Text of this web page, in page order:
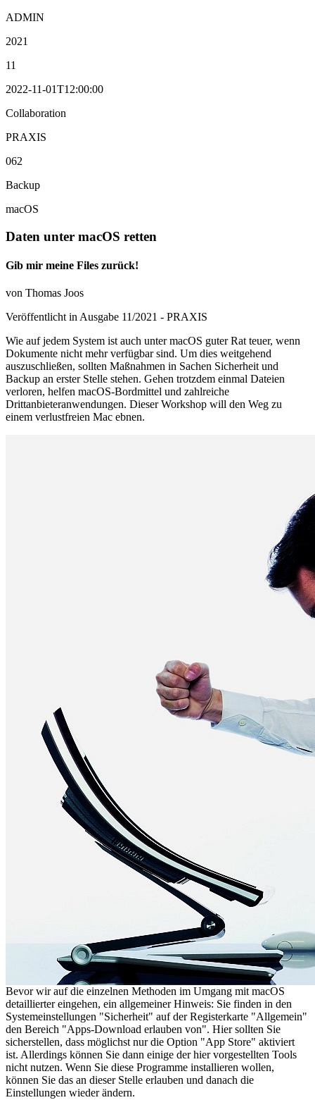
ADMIN
2021
11
2022-11-01T12:00:00
Collaboration
PRAXIS
062
Backup
macOS
Daten unter macOS retten
Gib mir meine Files zurück!
von Thomas Joos
Veröffentlicht in Ausgabe 11/2021 - PRAXIS
Wie auf jedem System ist auch unter macOS guter Rat teuer, wenn
Dokumente nicht mehr verfügbar sind. Um dies weitgehend
auszuschließen, sollten Maßnahmen in Sachen Sicherheit und
Backup an erster Stelle stehen. Gehen trotzdem einmal Dateien
verloren, helfen macOS-Bordmittel und zahlreiche
Drittanbieteranwendungen. Dieser Workshop will den Weg zu
einem verlustfreien Mac ebnen.
Bevor wir auf die einzelnen Methoden im Umgang mit macOS
detaillierter eingehen, ein allgemeiner Hinweis: Sie finden in den
Systemeinstellungen "Sicherheit" auf der Registerkarte "Allgemein"
den Bereich "Apps-Download erlauben von". Hier sollten Sie
sicherstellen, dass möglichst nur die Option "App Store" aktiviert
ist. Allerdings können Sie dann einige der hier vorgestellten Tools
nicht nutzen. Wenn Sie diese Programme installieren wollen,
können Sie das an dieser Stelle erlauben und danach die
Einstellungen wieder ändern.